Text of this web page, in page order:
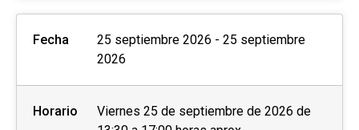
Fecha
25 septiembre 2026 - 25 septiembre
2026
Horario
Viernes 25 de septiembre de 2026 de